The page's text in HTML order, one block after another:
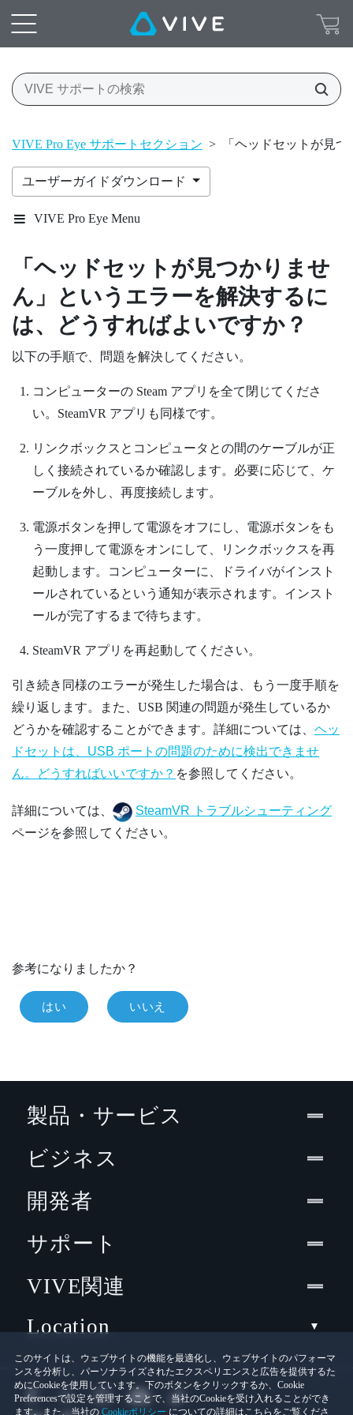
VIVE Pro Eye サポートセクション > 「ヘッドセットが見
ユーザーガイドダウンロード
VIVE Pro Eye Menu
「ヘッドセットが見つかりませ
ん」というエラーを解決するに
は、どうすればよいですか？
以下の手順で、問題を解決してください。
コンピューターの Steamアプリを全て閉じてくださ
い。 SteamVR アプリも同様です。
リンクボックスとコンピュータとの間のケーブルが正
しく接続されているか確認します。必要に応じて、ケ
ーブルを外し、再度接続します。
電源ボタンを押して電源をオフにし、電源ボタンをも
う一度押して電源をオンにして、リンクボックスを再
起動します。
コンピューターに、ドライバがインスト
ールされているという通知が表示されます。インスト
ールが完了するまで待ちます。
SteamVR アプリを再起動してください。
引き続き同様のエラーが発生した場合は、もう一度手順を
繰り返します。また、USB 関連の問題が発生しているか
どうかを確認することができます。詳細については、 ヘッ
ドセットは、USB ポートの問題のために検出できませ
ん。どうすればいいですか？ を参照してください。
詳細については、
SteamVR トラブルシューティング
ページを参照してください。
参考になりましたか？
はい いいえ
このサイトは、ウェブサイトの機能を最適化し、ウェブサイトのパフォーマ
ンスを分析し、パーソナライズされたエクスペリエンスと広告を提供するた
めにCookieを使用しています。下のボタンをクリックするか、Cookie
Preferencesで設定を管理することで、当社のCookieを受け入れることができ
ます。また、当社の Cookieポリシー についての詳細はこちらをご覧くださ
製品・サービス
ビジネス
開発者
サポート
VIVE関連
Location